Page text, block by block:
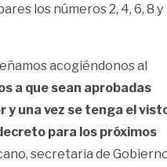
los números 2, 4, 6, 8 y
acogiéndonos al
a que sean aprobadas
y una vez se tenga el
para los próximos
secretaria de